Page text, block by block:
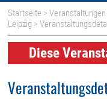
Startseite >Veranstaltungen
Leipzig >
Diese